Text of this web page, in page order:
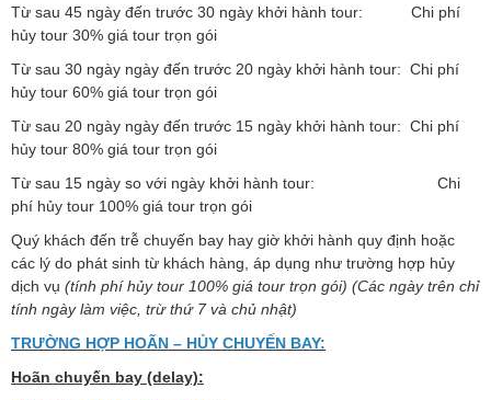
Từ sau 45 ngày đến trước 30 ngày khởi hành tour: Chi phí
hủy tour 30% giá tour trọn gói
Từ sau 30 ngày ngày đến trước 20 ngày khởi hành tour: Chi phí
hủy tour 60% giá tour trọn gói
Từ sau 20 ngày ngày đến trước 15 ngày khởi hành tour: Chi phí
hủy tour 80% giá tour trọn gói
Từ sau 15 ngày so với ngày khởi hành tour: Chi
phí hủy tour 100% giá tour trọn gói
Quý khách đến trễ chuyến bay hay giờ khởi hành quy định hoặc
các lý do phát sinh từ khách hàng, áp dụng như trường hợp hủy
dịch vụ (tính phí hủy tour 100% giá tour trọn gói) (Các ngày trên chỉ
tính ngày làm việc, trừ thứ 7 và chủ nhật)
TRƯỜNG HỢP HOÃN – HỦY CHUYẾN BAY:
Hoãn chuyến bay (delay):